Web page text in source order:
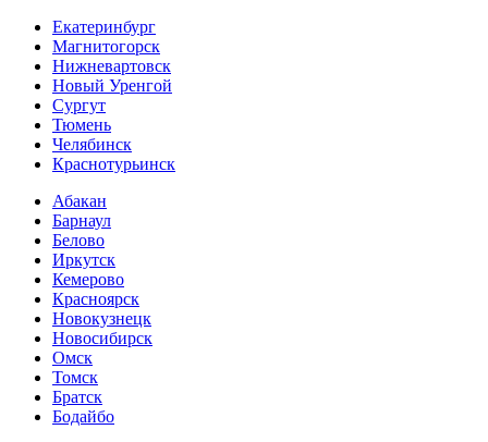
Екатеринбург
Магнитогорск
Нижневартовск
Новый Уренгой
Сургут
Тюмень
Челябинск
Краснотурьинск
Абакан
Барнаул
Белово
Иркутск
Кемерово
Красноярск
Новокузнецк
Новосибирск
Омск
Томск
Братск
Бодайбо